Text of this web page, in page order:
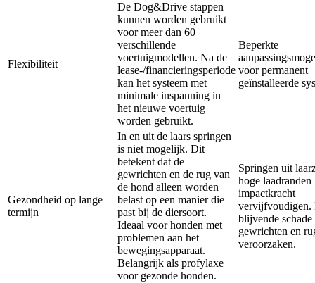
Flexibiliteit
De Dog&Drive stappen
kunnen worden gebruikt
voor meer dan 60
verschillende
voertuigmodellen. Na de
lease-/financieringsperiode
kan het systeem met
minimale inspanning in
het nieuwe voertuig
worden gebruikt.
Beperkte
voor permanent
geïnstalleerde
Gezondheid op lange
termijn
In en uit de laars springen
is niet mogelijk. Dit
betekent dat de
gewrichten en de rug van
de hond alleen worden
belast op een manier die
past bij de diersoort.
Ideaal voor honden met
problemen aan het
bewegingsapparaat.
Belangrijk als profylaxe
voor gezonde honden.
Springen uit
hoge laadranden
impactkracht
vervijfvoudigen.
blijvende schade
gewrichten en
veroorzaken.